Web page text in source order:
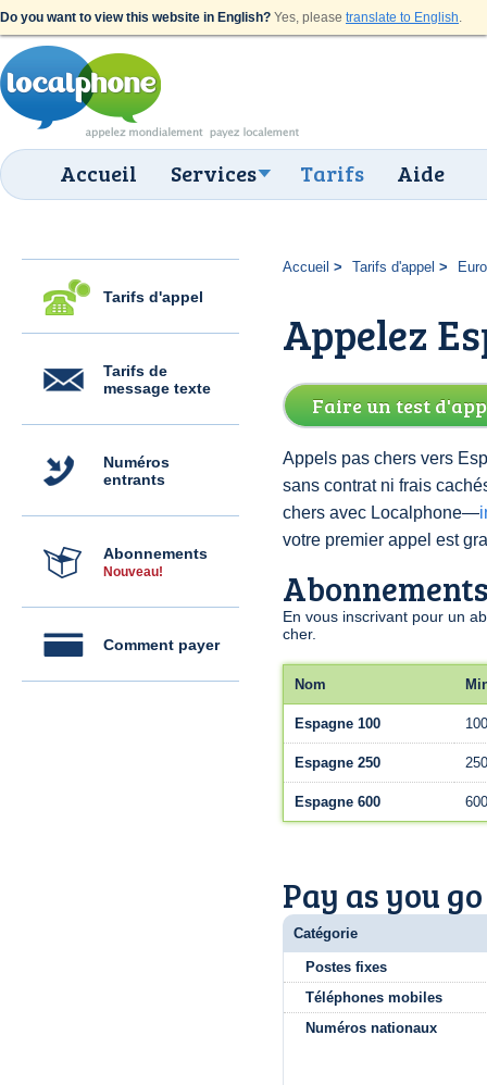
Do you want to view this website in English? Yes, please translate to English.
Accueil Services Tarifs Aide
Tarifs d'appel
Tarifs de
message texte
Numéros
entrants
Abonnements
Nouveau!
Comment payer
Accueil Tarifs d'appel
Appelez
Faire un test
Appels pas chers vers
sans contrat ni frais
chers avec Localphone—
votre premier appel est
En vous inscrivant pour un
cher.
Nom
Espagne 100 100
Espagne 250 250
Espagne 600 600
Pay as you
Catégorie
Postes fixes
Téléphones mobiles
Numéros nationaux